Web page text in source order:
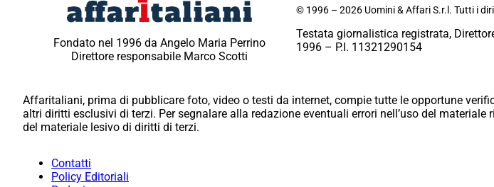
Fondato nel 1996 da Angelo Maria Perrino
Direttore responsabile Marco Scotti
© 1996 – 2026 Uomini & Affari S.r.l. Tutti i
Testata giornalistica registrata,
1996 – P.I. 11321290154
Affaritaliani, prima di pubblicare foto, video o testi da internet, compie tutte le opportune
altri diritti esclusivi di terzi. Per segnalare alla redazione eventuali errori nell’uso del
del materiale lesivo di diritti di terzi.
Contatti
Policy Editoriali